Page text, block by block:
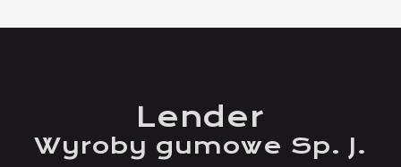
Lender
Wyroby gumowe Sp. J.